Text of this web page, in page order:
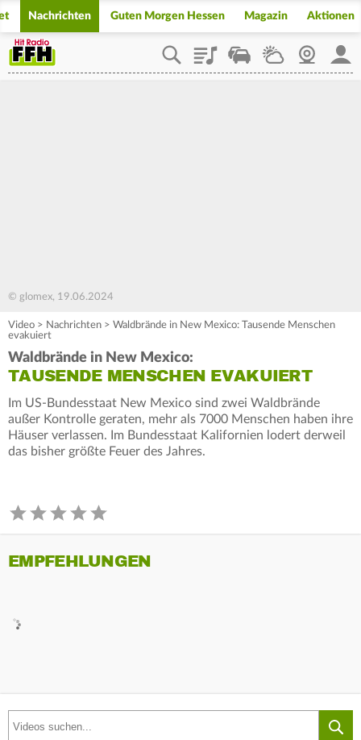
Nachrichten Guten Morgen Hessen Magazin Aktionen
PlaylistStaupilotWetterWebcam
© glomex, 19.06.2024
Video > Nachrichten > Waldbrände in New Mexico: Tausende Menschen
evakuiert
Waldbrände in New Mexico:
TAUSENDE MENSCHEN EVAKUIERT
Im US-Bundesstaat New Mexico sind zwei Waldbrände
außer Kontrolle geraten, mehr als 7000 Menschen haben ihre
Häuser verlassen. Im Bundesstaat Kalifornien lodert derweil
das bisher größte Feuer des Jahres.
EMPFEHLUNGEN